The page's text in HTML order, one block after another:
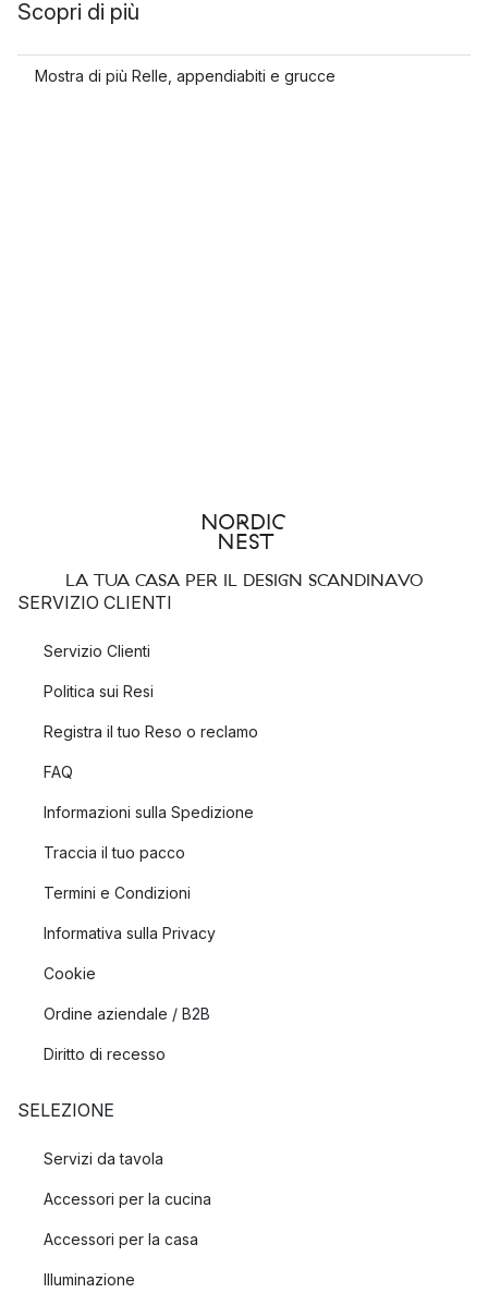
Scopri di più
Mostra di più Relle, appendiabiti e grucce
LA TUA CASA PER IL DESIGN SCANDINAVO
SERVIZIO CLIENTI
Servizio Clienti
Politica sui Resi
Registra il tuo Reso o reclamo
FAQ
Informazioni sulla Spedizione
Traccia il tuo pacco
Termini e Condizioni
Informativa sulla Privacy
Cookie
Ordine aziendale / B2B
Diritto di recesso
SELEZIONE
Servizi da tavola
Accessori per la cucina
Accessori per la casa
Illuminazione